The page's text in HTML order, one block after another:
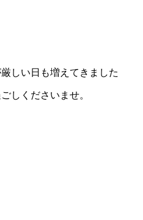
しい日も増えてきました
しくださいませ。